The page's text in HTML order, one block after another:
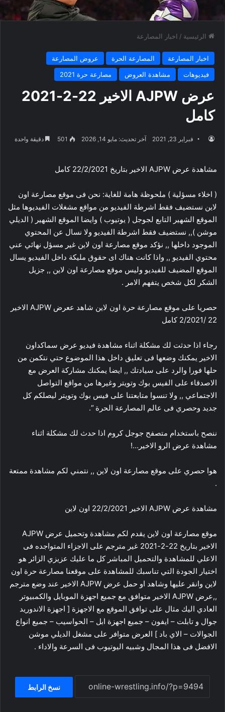
الرئيسية / اخبار المصارعة
اخبار المصارعة المصارعة الحرة
عروض المصارعة
فيديوهات
مشاهدة العروض مصارعة حرة 2021
عرض AJPW الاخير 22-2-2021
كامل
فبراير 23, 2021 آخر تحديث: مايو 14, 2026 501 دقيقة واحدة
مشاهدة عرض AJPW الاخير بتاريخ 22/2/2021 كامل
( اخلاء مسؤلية ) ملحوظة هامة للغاية: نحن فى موقع مصارعة اون
لاين نستضيف فقط اشرطة الفيديو من مواقع مشغلات الفيديوها مثل
الموقع الشهير التابع لجوجل ( يوتيوب ) وايضا الموقع الشهير ( الديلي
موشن ),, نستضيف فقط اشرطة الفيديو ولا نسال عن المحتوي
الموجود داخلها ,, نؤكد موقع مصارعة اون لاين غير مسؤل نهائي عني
محتوي الفيديو ,, واذا كانت هناك اى حقوق مليكة داخل الفيديو يسال
الموقع المضيف للفيديو وليس موقع مصارعة اون لاين ,, جزيل
الشكر لكل شخص يتفهم الامر .
حصريا على موقع مصارعة حرة اون لاين شاهد ععرض AJPW الاخير
22 /2/2021 كامل
رجاء اذا حدثت لك مشكلة اثناء مشاهدة فيديو عرض سماكداون
الاخير يمكنك وضعها فى تعليق داخل هذا الموضوع حتي نتكمن من
حلها فورا والرد على سيادتك ,, ايضا يمكنك مشاركة العرض مع
الاصدقاء على الفيس بوك وتويتر وغيرها من مواقع التواصل
الاجتماعي ,, ولا تنسوا متابعتنا على فيس بوك وتويتر ليصلكم كل
جديد وحصري فى عالم المصارعة الحرة “.
ننصح باستخدام متصفح جوجل كروم اذا حدث لك مشكلة اثناء
مشاهدة عرض الرو الاخير…!
هوا حصري على موقع مصارعة اون لاين ,, نتمني لكم مشاهدة ممتعة
.
مشاهدة عرض AJPW الاخير 22/2/2021 اون لاين
موقع مصارعة اون لاين يقدم لكم مشاهدة وتحميل عرض AJPW
الاخير بتاريخ 22-2-2021 غير مترجم على الاجزاء المتواجده فى
الاعلي للمشاهدة والتحميل المباشر كل ما عليك عزيزي الزائر هو
اختيار الجودة التي تناسبك للمشاهدة على موقعنا مصارعة حرة اون
لاين وانقر عليها وشاهد او حمل عرض AJPW الاخير عند وضع مترجم
,,عرض AJPW الاخير متوافق مع جميع اجهزة الموبايل والكمبيوتر
العادي اليك مثال على توافق الموقع مع الاجهزة [ اجهزة الاندوريد
جوال و تابلت – ايفون – جميع اجهزة ابل – الحواسيب – جميع انواع
الجوالات – الاي باد ] العرض متوافر على مشغل الديلي موشن
الافضل فى هذا المجال وشبيه اليوتيوب فى السرعة والاداء .
نسخ الرابط